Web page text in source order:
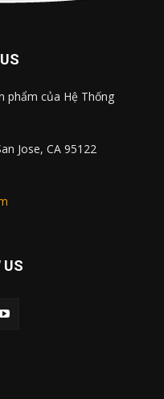
phẩm của Hệ Thống
Jose, CA 95122
US